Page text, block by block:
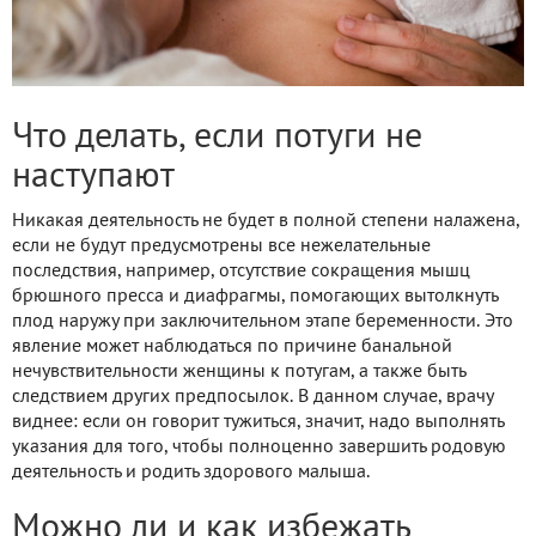
Что делать, если потуги не
наступают
Никакая деятельность не будет в полной степени налажена,
если не будут предусмотрены все нежелательные
последствия, например, отсутствие сокращения мышц
брюшного пресса и диафрагмы, помогающих вытолкнуть
плод наружу при заключительном этапе беременности. Это
явление может наблюдаться по причине банальной
нечувствительности женщины к потугам, а также быть
следствием других предпосылок. В данном случае, врачу
виднее: если он говорит тужиться, значит, надо выполнять
указания для того, чтобы полноценно завершить родовую
деятельность и родить здорового малыша.
Можно ли и как избежать